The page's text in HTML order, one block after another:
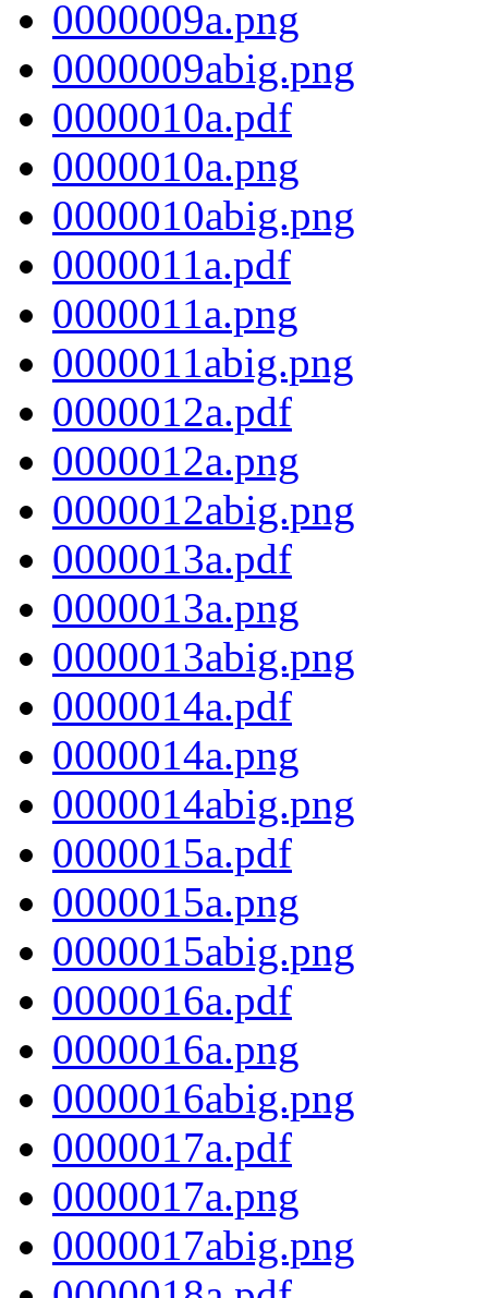
0000009a.png
0000009abig.png
0000010a.pdf
0000010a.png
0000010abig.png
0000011a.pdf
0000011a.png
0000011abig.png
0000012a.pdf
0000012a.png
0000012abig.png
0000013a.pdf
0000013a.png
0000013abig.png
0000014a.pdf
0000014a.png
0000014abig.png
0000015a.pdf
0000015a.png
0000015abig.png
0000016a.pdf
0000016a.png
0000016abig.png
0000017a.pdf
0000017a.png
0000017abig.png